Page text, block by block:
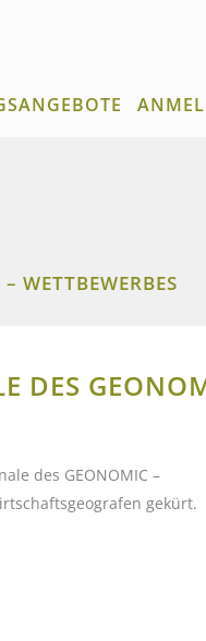
WETTBEWERBES
DES
des GEONOMIC –
gekürt.